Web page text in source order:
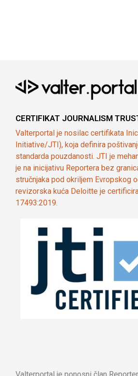
CERTIFIKAT JOURNALISM
Valterportal je nosilac certifikata
Initiative/JTI), koja definira
standarda pouzdanosti. JTI je
je na inicijativu Reportera bez
stručnjaka pod okriljem Evropskog
revizorska kuća Deloitte je
17493:2019.